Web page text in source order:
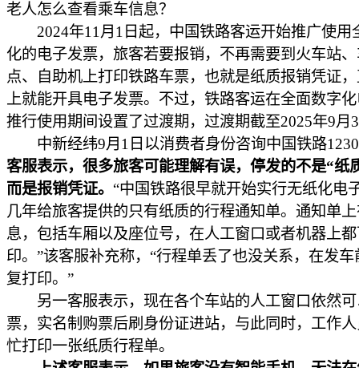
老人怎么查看乘车信息？
2024年11月1日起，中国铁路客运开始推广使用
化的电子发票，旅客若要报销，不再需要到火车站
点、自助机上打印铁路车票，也就是纸质报销凭证
上就能开具电子发票。不过，铁路客运在全面数字
推行使用期间设置了过渡期，过渡期截至2025年9月
中新经纬9月1日以消费者身份咨询中国铁路
客服表示，很多旅客可能理解有误，停发的不是“纸
而是报销凭证。 “中国铁路很早就开始实行无纸化电
几年给旅客提供的只有纸质的行程通知单。通知单
息，包括车厢以及座位号，在人工窗口或者机器上
印。”该客服补充称，“行程单丢了也没关系，在发车
复打印。”
另一客服表示，现在各个车站的人工窗口依然可
票，实名制购票后刷身份证进站，与此同时，工作
忙打印一张纸质行程单。